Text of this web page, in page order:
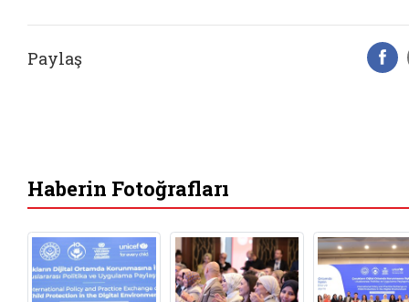
Paylaş
Haberin Fotoğrafları